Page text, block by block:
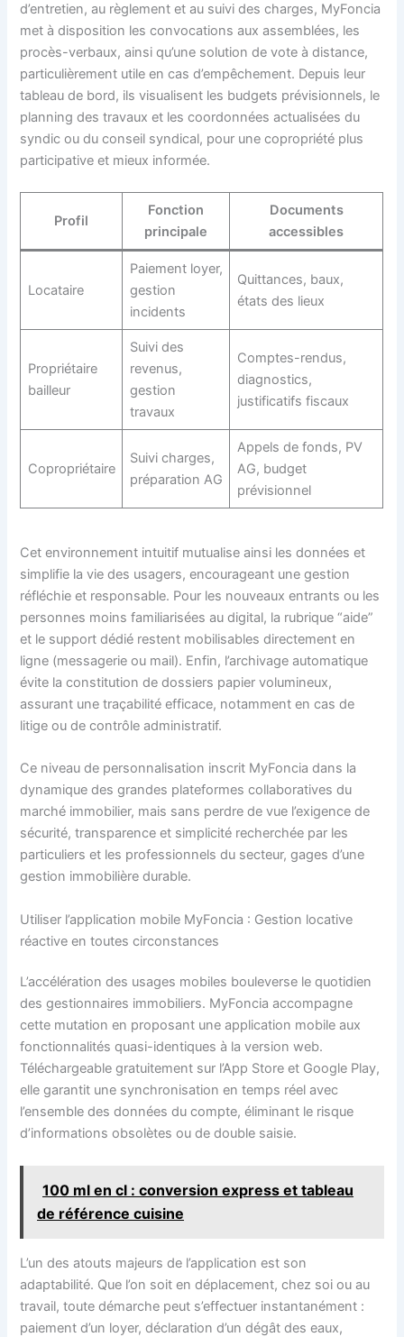
d’entretien, au règlement et au suivi des charges, MyFoncia
met à disposition les convocations aux assemblées, les
procès-verbaux, ainsi qu’une solution de vote à distance,
particulièrement utile en cas d’empêchement. Depuis leur
tableau de bord, ils visualisent les budgets prévisionnels, le
planning des travaux et les coordonnées actualisées du
syndic ou du conseil syndical, pour une copropriété plus
participative et mieux informée.
Profil
Fonction
principale
Documents
accessibles
Locataire
Paiement loyer,
gestion
incidents
Quittances, baux,
états des lieux
Propriétaire
bailleur
Suivi des
revenus,
gestion
travaux
Comptes-rendus,
diagnostics,
justificatifs fiscaux
Copropriétaire
Suivi charges,
préparation AG
Appels de fonds, PV
AG, budget
prévisionnel
Cet environnement intuitif mutualise ainsi les données et
simplifie la vie des usagers, encourageant une gestion
réfléchie et responsable. Pour les nouveaux entrants ou les
personnes moins familiarisées au digital, la rubrique “aide”
et le support dédié restent mobilisables directement en
ligne (messagerie ou mail). Enfin, l’archivage automatique
évite la constitution de dossiers papier volumineux,
assurant une traçabilité efficace, notamment en cas de
litige ou de contrôle administratif.
Ce niveau de personnalisation inscrit MyFoncia dans la
dynamique des grandes plateformes collaboratives du
marché immobilier, mais sans perdre de vue l’exigence de
sécurité, transparence et simplicité recherchée par les
particuliers et les professionnels du secteur, gages d’une
gestion immobilière durable.
Utiliser l’application mobile MyFoncia : Gestion locative
réactive en toutes circonstances
L’accélération des usages mobiles bouleverse le quotidien
des gestionnaires immobiliers. MyFoncia accompagne
cette mutation en proposant une application mobile aux
fonctionnalités quasi-identiques à la version web.
Téléchargeable gratuitement sur l’App Store et Google Play,
elle garantit une synchronisation en temps réel avec
l’ensemble des données du compte, éliminant le risque
d’informations obsolètes ou de double saisie.
100 ml en cl : conversion express et tableau
de référence cuisine
L’un des atouts majeurs de l’application est son
adaptabilité. Que l’on soit en déplacement, chez soi ou au
travail, toute démarche peut s’effectuer instantanément :
paiement d’un loyer, déclaration d’un dégât des eaux,